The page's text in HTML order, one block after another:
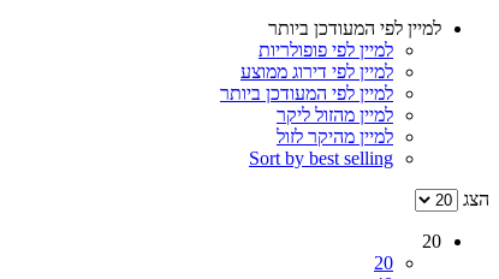
למיין לפי המעודכן ביותר
למיין לפי פופולריות
למיין לפי דירוג ממוצע
למיין לפי המעודכן ביותר
למיין מהזול ליקר
למיין מהיקר לזול
Sort by best selling
הצג
20
20